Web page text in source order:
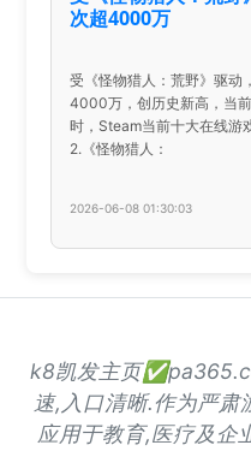
次超4000万
受《怪物猎人：荒野》驱动
4000万，创历史新高，当
时，Steam当前十大在线游
2.《怪物猎人：
2026-06-08 01:30:03
k8凯发主页
速,入口清晰.作为严肃
应用于教育,医疗及企